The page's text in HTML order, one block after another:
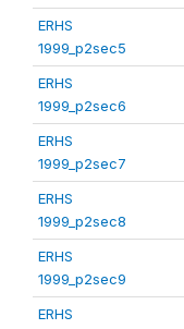
ERHS
1999_p2sec5
ERHS
1999_p2sec6
ERHS
1999_p2sec7
ERHS
1999_p2sec8
ERHS
1999_p2sec9
ERHS